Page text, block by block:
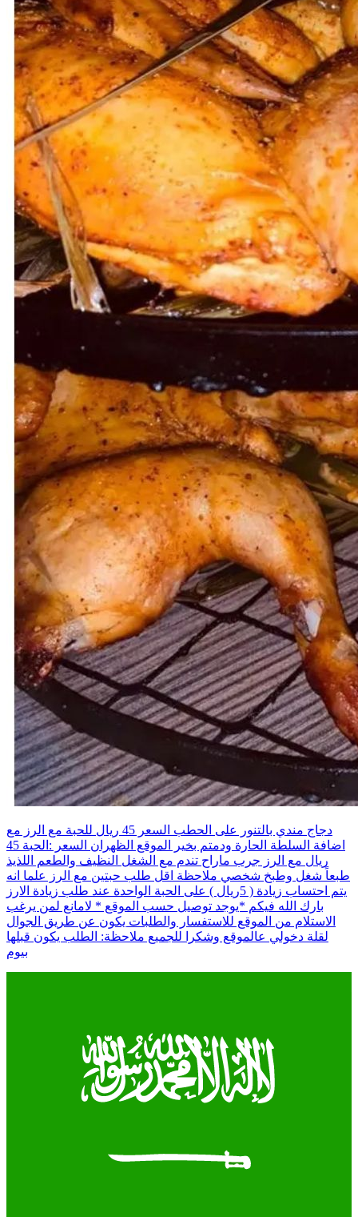
دجاج مندي بالتنور على الحطب السعر 45 ريال للحبة مع الرز مع
اضافة السلطة الحارة ودمتم بخير الموقع الظهران السعر :الحبة 45
ريال مع الرز جرب ماراح تندم مع الشغل النظيف والطعم اللذيذ
طبعاً شغل وطبخ شخصي ملاحظة اقل طلب حبتين مع الرز علما انه
يتم احتساب زيادة ( 5ريال ) على الحبة الواحدة عند طلب زيادة الارز
بارك الله فيكم *يوجد توصيل حسب الموقع * لامانع لمن يرغب
الاستلام من الموقع للاستفسار والطلبات يكون عن طريق الجوال
لقلة دخولي عالموقع وشكرا للجميع ملاحظة: الطلب يكون قبلها
بيوم